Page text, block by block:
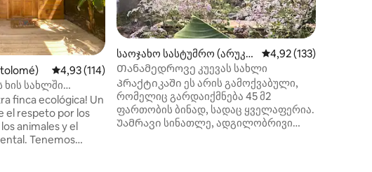
მიმოხილვასაშუალო შეფასებაა 5‑დან 4,93, 114 მიმოხილვა
4,93 (114)
ხის სახლში
finca ecológica! Un
el respeto por los
animales y el
Tenemos
საოჯახო სასტუმრო (არუკა
სი)
საშუალო შეფასებაა
4,92 (133)
Თანამედროვე კუევას სახლი
Პრაქტიკაში ეს არის გამოქვაბული,
რომელიც გარდაიქმნება 45 მ2
ფართობის ბინად, სადაც ყველაფერია.
Უამრავი სინათლე, ადგილობრივი